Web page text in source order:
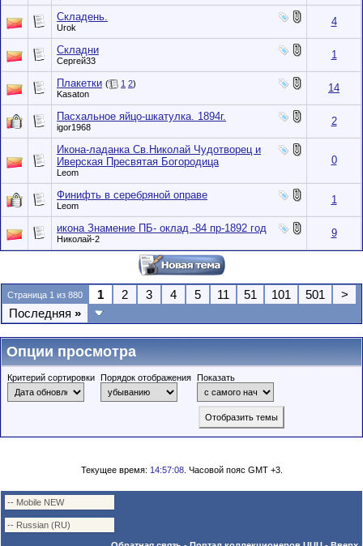
Складень.
Urok 4
Складни
Сергей33 1
Плакетки ( 1 2)
Kasaton
14
Пасхальное яйцо-шкатулка. 1894г.
igor1968 2
Икона-ладанка Св.Николай Чудотворец и
Иверская Пресвятая Богородица
Leom
0
Финифть в серебряной оправе
Leom 1
икона Знамение ПБ- оклад -84 пр-1892 год
Николай-2 9
Страница 1 из 880 1 2 3 4 5 11 51 101 501
>
Последняя »
Опции просмотра
Критерий сортировки Порядок отображения Показать
Текущее время: 14:57:08. Часовой пояс GMT +3.